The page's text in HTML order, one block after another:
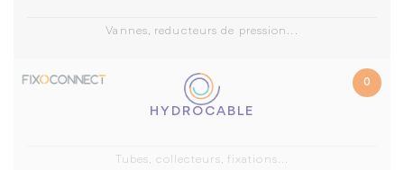
Vannes, reducteurs de pression...
0
HYDROCABLE
Tubes, collecteurs, fixations...